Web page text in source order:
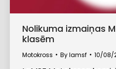
Nolikuma izmaiņas
klasēm
Motokross Bylamsf 10/08/